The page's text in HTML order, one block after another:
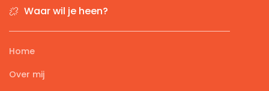
Waar wil je heen?
Home
Over mij